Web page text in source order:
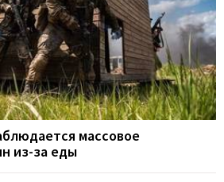
массовое
из-за еды